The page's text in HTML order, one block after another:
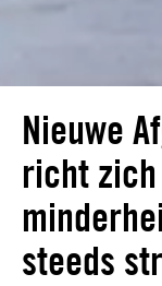
Nieuwe
richt zich
steeds